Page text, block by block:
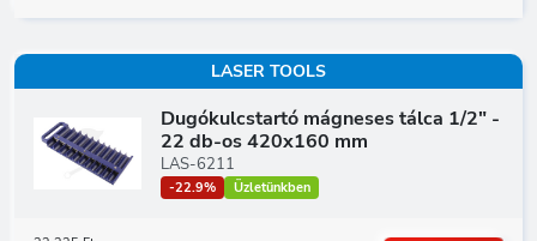
LASER TOOLS
Dugókulcstartó mágneses tálca 1/2" -
22 db-os 420x160 mm
LAS-6211
-22.9% Üzletünkben